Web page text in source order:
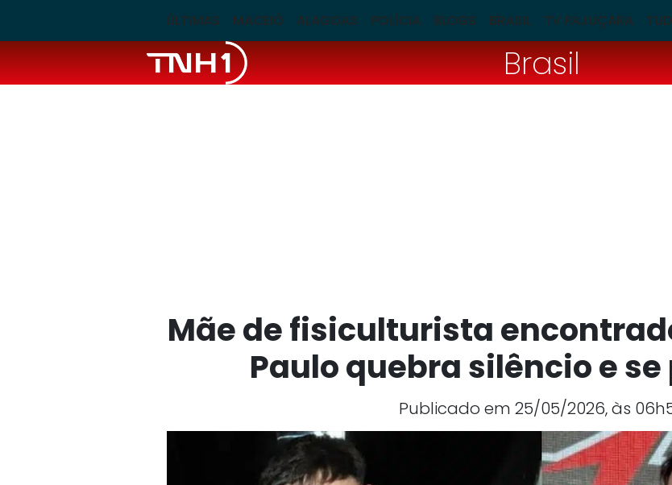
ÚLTIMAS MACEIÓ ALAGOAS POLÍCIA BLOGS BRASIL TV PAJUÇARA
Brasil
Mãe de fisiculturista
Paulo quebra silêncio e
Publicado em 25/05/2026, às